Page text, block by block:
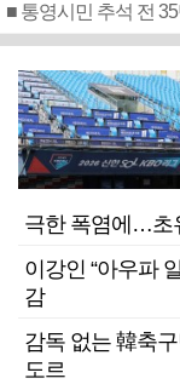
■ 통영시민 추석 전
극한 폭염에…초
이강인 “아우파
감
감독 없는 韓축
도르